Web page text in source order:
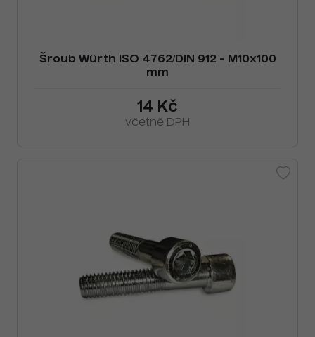
Šroub Würth ISO 4762/DIN 912 - M10x100
mm
14 Kč
včetně DPH